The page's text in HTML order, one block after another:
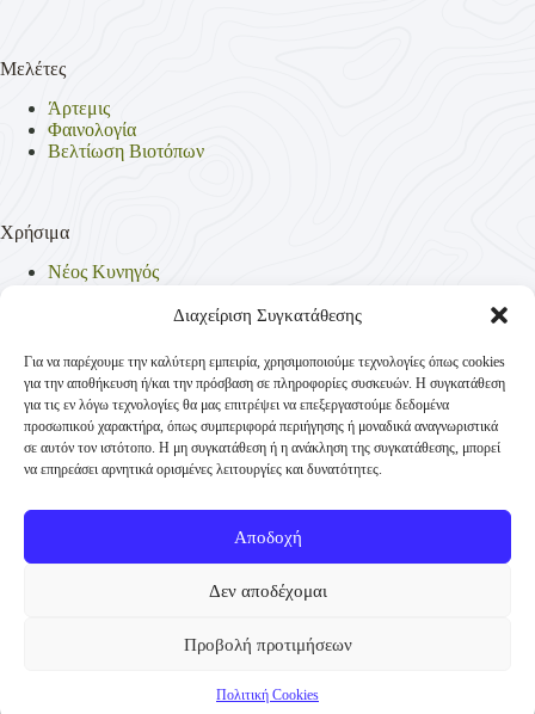
Διαχείριση Συγκατάθεσης
Για να παρέχουμε την καλύτερη εμπειρία, χρησιμοποιούμε τεχνολογίες όπως cookies
για την αποθήκευση ή/και την πρόσβαση σε πληροφορίες συσκευών. Η συγκατάθεση
για τις εν λόγω τεχνολογίες θα μας επιτρέψει να επεξεργαστούμε δεδομένα
προσωπικού χαρακτήρα, όπως συμπεριφορά περιήγησης ή μοναδικά αναγνωριστικά
σε αυτόν τον ιστότοπο. Η μη συγκατάθεση ή η ανάκληση της συγκατάθεσης, μπορεί
να επηρεάσει αρνητικά ορισμένες λειτουργίες και δυνατότητες.
Αποδοχή
Δεν αποδέχομαι
Προβολή προτιμήσεων
Πολιτική Cookies
Μελέτες
Άρτεμις
Φαινολογία
Βελτίωση Βιοτόπων
Χρήσιμα
Νέος Κυνηγός
Νομοθεσία
Πολιτική Απορρήτου
Πολιτική Cookies (ΕΕ)
Επικοινωνία
Κυνηγετική Συνομοσπονδία Ελλάδος
TK 10431 Αθήνα
+30 210-3231271
info@ksellas.gr
© Copyright 2012 - 2026 Κυνηγετική Συνομοσπονδία